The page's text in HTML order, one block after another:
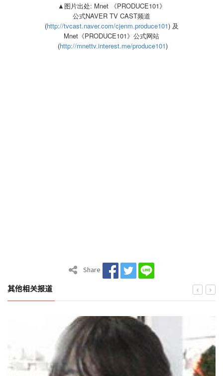
▲图片出处: Mnet 《PRODUCE101》
公式NAVER TV CAST频道
(http://tvcast.naver.com/cjenm.produce101) 及
Mnet《PRODUCE101》公式网站
(http://mnettv.interest.me/produce101)
Share
其他相关报道